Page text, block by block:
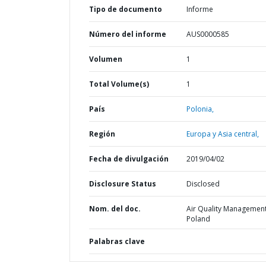
Tipo de documento Informe
Número del informe AUS0000585
Volumen 1
Total Volume(s) 1
País Polonia,
Región Europa y Asia central,
Fecha de divulgación 2019/04/02
Disclosure Status Disclosed
Nom. del doc.
Air Quality
Poland
Palabras clave